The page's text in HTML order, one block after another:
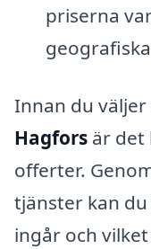
priserna
Innan du
Hagfors är det
offerter.
tjänster kan
ingår och